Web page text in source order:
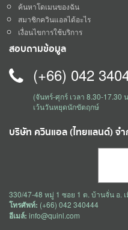
ค้นหาโดเมนของฉัน
สมาชิกควินแอลได้อะไร
เงื่อนไขการใช้บริการ
สอบถามข้อมูล
(+66) 042
(จันทร์-ศุกร์ เวลา 8.30-17.30
เว้นวันหยุดนักขัตฤกษ์
บริษัท ควินแอล (ไทยแลนด์) จ
330/47-48 หมู่ 1 ซอย 1 ต. บ้านจั่น อ.
โทรศัพท์: (+66) 042 340444
อีเมล์: info@quinl.com